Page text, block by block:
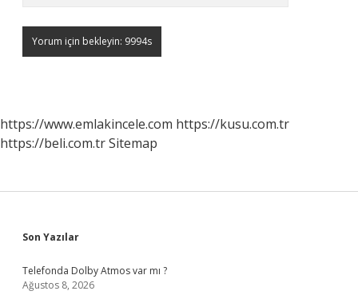
https://www.emlakincele.com https://kusu.com.tr
https://beli.com.trSitemap
Sidebar
Son Yazılar
Telefonda Dolby Atmos var mı ?
Ağustos 8, 2026